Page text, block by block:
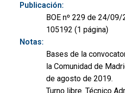
Publicación:
BOE nº 229 de 24/
105192 (1 página)
Notas:
Bases de la
la Comunidad de
de agosto de 2019.
Turno libre. Técnico